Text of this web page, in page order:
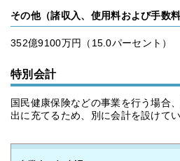
その他（諸収入、使用料および手数
352億9100万円（15.0パーセント）
特別会計
国民健康保険などの事業を行う場合
出に充てるため、別に会計を設けてい